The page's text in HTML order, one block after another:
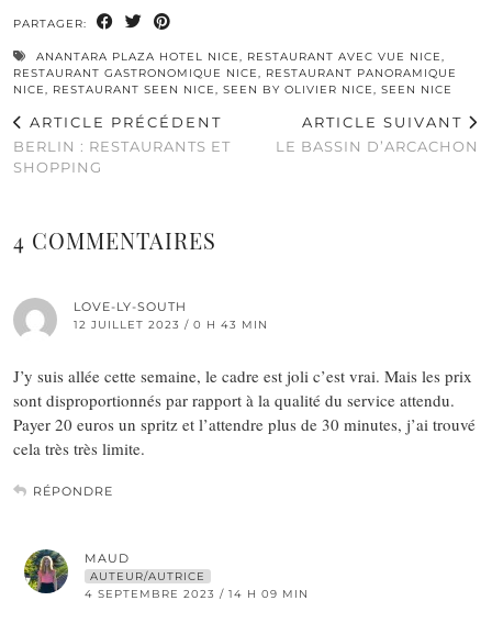
PARTAGER:
ANANTARA PLAZA HOTEL NICE RESTAURANT AVEC VUE NICE
RESTAURANT GASTRONOMIQUE NICE
RESTAURANT PANORAMIQUE
NICE
RESTAURANT SEEN NICE SEEN BY OLIVIER NICE SEEN NICE
ARTICLE PRÉCÉDENT
BERLIN : RESTAURANTS ET
SHOPPING
ARTICLE SUIVANT
LE BASSIN D’ARCACHON
4 COMMENTAIRES
LOVE-LY-SOUTH
12 JUILLET 2023 / 0 H 43 MIN
J’y suis allée cette semaine, le cadre est joli c’est vrai. Mais les prix
sont disproportionnés par rapport à la qualité du service attendu.
Payer 20 euros un spritz et l’attendre plus de 30 minutes, j’ai trouvé
cela très très limite.
RÉPONDRE
MAUD
AUTEUR/AUTRICE
4 SEPTEMBRE 2023 / 14 H 09 MIN